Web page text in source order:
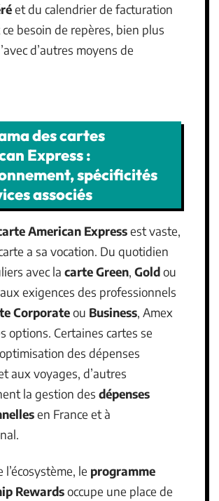
et du calendrier de facturation
besoin de repères, bien plus
d’autres moyens de
des cartes
Express :
spécificités
associés
American Expressest vaste,
a sa vocation. Du quotidien
avec la carte Green, Goldou
exigences des professionnels
Corporateou Business, Amex
options. Certaines cartes se
des dépenses
aux voyages, d’autres
la gestion des dépenses
en France et à
le programme
Rewardsoccupe une place de